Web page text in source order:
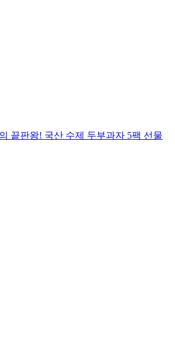
끝판왕! 국산 수제 두부과자 5팩 선물